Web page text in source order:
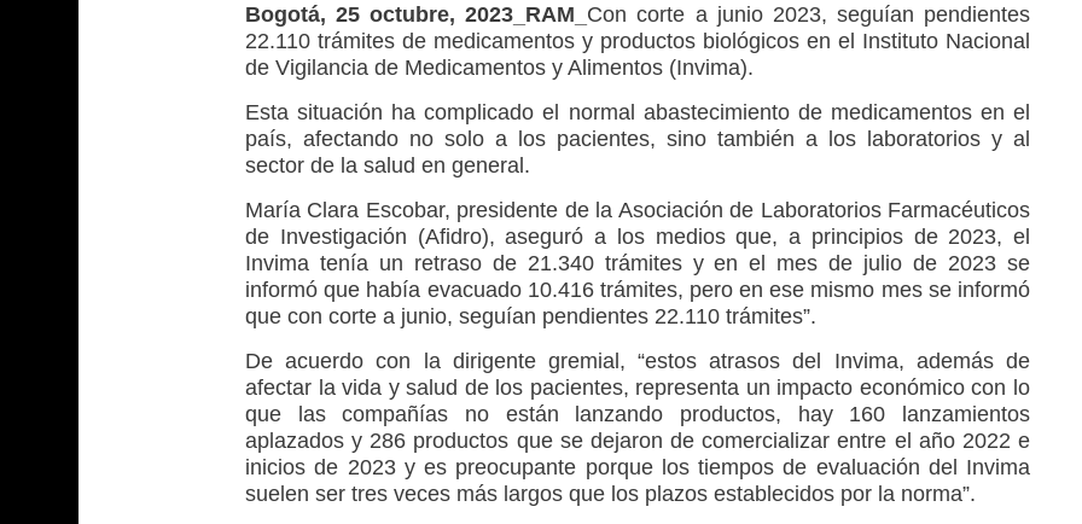
Bogotá, 25 octubre, 2023_RAM_ Con corte a junio 2023, seguían pendientes
22.110 trámites de medicamentos y productos biológicos en el Instituto Nacional
de Vigilancia de Medicamentos y Alimentos (Invima).
Esta situación ha complicado el normal abastecimiento de medicamentos en el
país, afectando no solo a los pacientes, sino también a los laboratorios y al
sector de la salud en general.
María Clara Escobar, presidente de la Asociación de Laboratorios Farmacéuticos
de Investigación (Afidro), aseguró a los medios que, a principios de 2023, el
Invima tenía un retraso de 21.340 trámites y en el mes de julio de 2023 se
informó que había evacuado 10.416 trámites, pero en ese mismo mes se informó
que con corte a junio, seguían pendientes 22.110 trámites”.
De acuerdo con la dirigente gremial, “estos atrasos del Invima, además de
afectar la vida y salud de los pacientes, representa un impacto económico con lo
que las compañías no están lanzando productos, hay 160 lanzamientos
aplazados y 286 productos que se dejaron de comercializar entre el año 2022 e
inicios de 2023 y es preocupante porque los tiempos de evaluación del Invima
suelen ser tres veces más largos que los plazos establecidos por la norma”.